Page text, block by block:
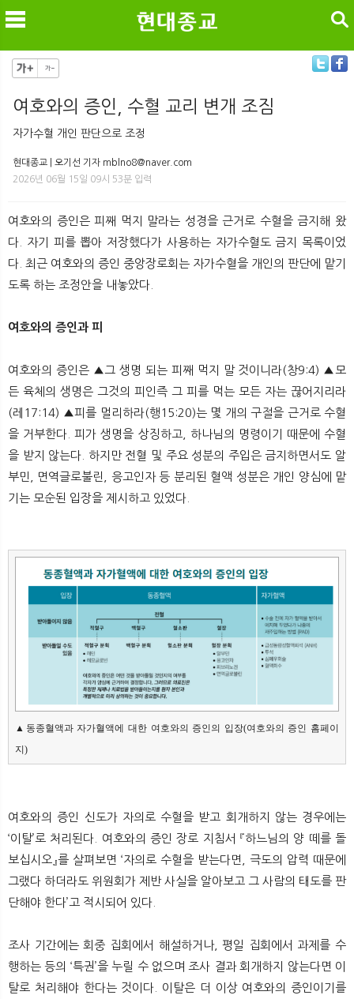
메
뉴 색
검색
여호와의 증인, 수혈 교리 변개 조짐
자가수혈 개인 판단으로 조정
현대종교 | 오기선 기자 mblno8@naver.com
2026년 06월 15일 09시 53분 입력
여호와의 증인은 피째 먹지 말라는 성경을 근거로 수혈을 금지해 왔
다. 자기 피를 뽑아 저장했다가 사용하는 자가수혈도 금지 목록이었
다. 최근 여호와의 증인 중앙장로회는 자가수혈을 개인의 판단에 맡기
도록 하는 조정안을 내놓았다.
여호와의 증인과 피
여호와의 증인은 ▲그 생명 되는 피째 먹지 말 것이니라(창9:4) ▲모
든 육체의 생명은 그것의 피인즉 그 피를 먹는 모든 자는 끊어지리라
(레17:14) ▲피를 멀리하라(행15:20)는 몇 개의 구절을 근거로 수혈
을 거부한다. 피가 생명을 상징하고, 하나님의 명령이기 때문에 수혈
을 받지 않는다. 하지만 전혈 및 주요 성분의 주입은 금지하면서도 알
부민, 면역글로불린, 응고인자 등 분리된 혈액 성분은 개인 양심에 맡
기는 모순된 입장을 제시하고 있었다.
▲동종혈액과 자가혈액에 대한 여호와의 증인의 입장(여호와의 증인 홈페이
지)
여호와의 증인 신도가 자의로 수혈을 받고 회개하지 않는 경우에는
‘이탈’로 처리된다. 여호와의 증인 장로 지침서 『하느님의 양 떼를 돌
보십시오』를 살펴보면 ‘자의로 수혈을 받는다면, 극도의 압력 때문에
그랬다 하더라도 위원회가 제반 사실을 알아보고 그 사람의 태도를 판
단해야 한다’고 적시되어 있다.
조사 기간에는 회중 집회에서 해설하거나, 평일 집회에서 과제를 수
행하는 등의 ‘특권’을 누릴 수 없으며 조사 결과 회개하지 않는다면 이
탈로 처리해야 한다는 것이다. 이탈은 더 이상 여호와의 증인이기를